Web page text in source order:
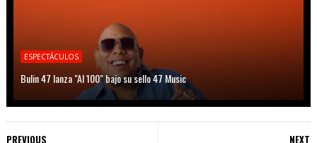
ESPECTÁCULOS
Bulin 47 lanza "Al 100" bajo su sello 47 Music
NEXT
PREVIOUS